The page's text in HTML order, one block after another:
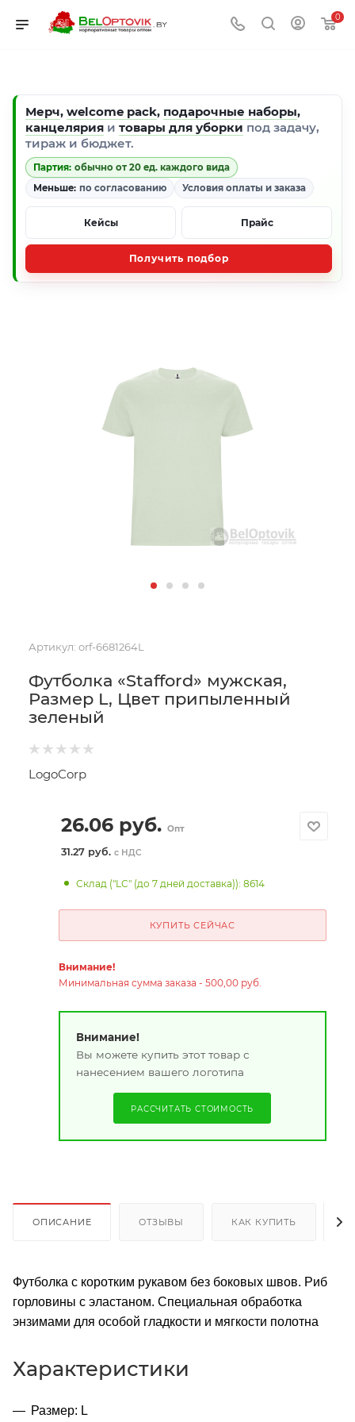
0
Мерч, welcome pack, подарочные наборы,
канцелярия и товары для уборки под задачу,
тираж и бюджет.
Партия: обычно от 20 ед. каждого вида
Меньше: по согласованию Условия оплаты и заказа
Кейсы Прайс
Получить подбор
Артикул: orf-6681264L
Футболка «Stafford» мужская,
Размер L, Цвет припыленный
зеленый
LogoCorp
26.06руб. Опт
31.27 руб. с НДС
Склад ("LC" (до 7 дней доставка)): 8614
КУПИТЬ СЕЙЧАС
Внимание!
Минимальная сумма заказа - 500,00 руб.
Внимание!
Вы можете купить этот товар с
нанесением вашего логотипа
РАССЧИТАТЬ СТОИМОСТЬ
ОПИСАНИЕ ОТЗЫВЫ КАК КУПИТЬ
Футболка с коротким рукавом без боковых швов. Риб
горловины с эластаном. Специальная обработка
энзимами для особой гладкости и мягкости полотна
Характеристики
Размер: L